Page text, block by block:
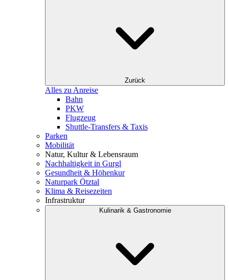
Zurück
Alles zu Anreise
Bahn
PKW
Flugzeug
Shuttle-Transfers & Taxis
Parken
Mobilität
Natur, Kultur & Lebensraum
Nachhaltigkeit in Gurgl
Gesundheit & Höhenkur
Naturpark Ötztal
Klima & Reisezeiten
Infrastruktur
Kulinarik & Gastronomie